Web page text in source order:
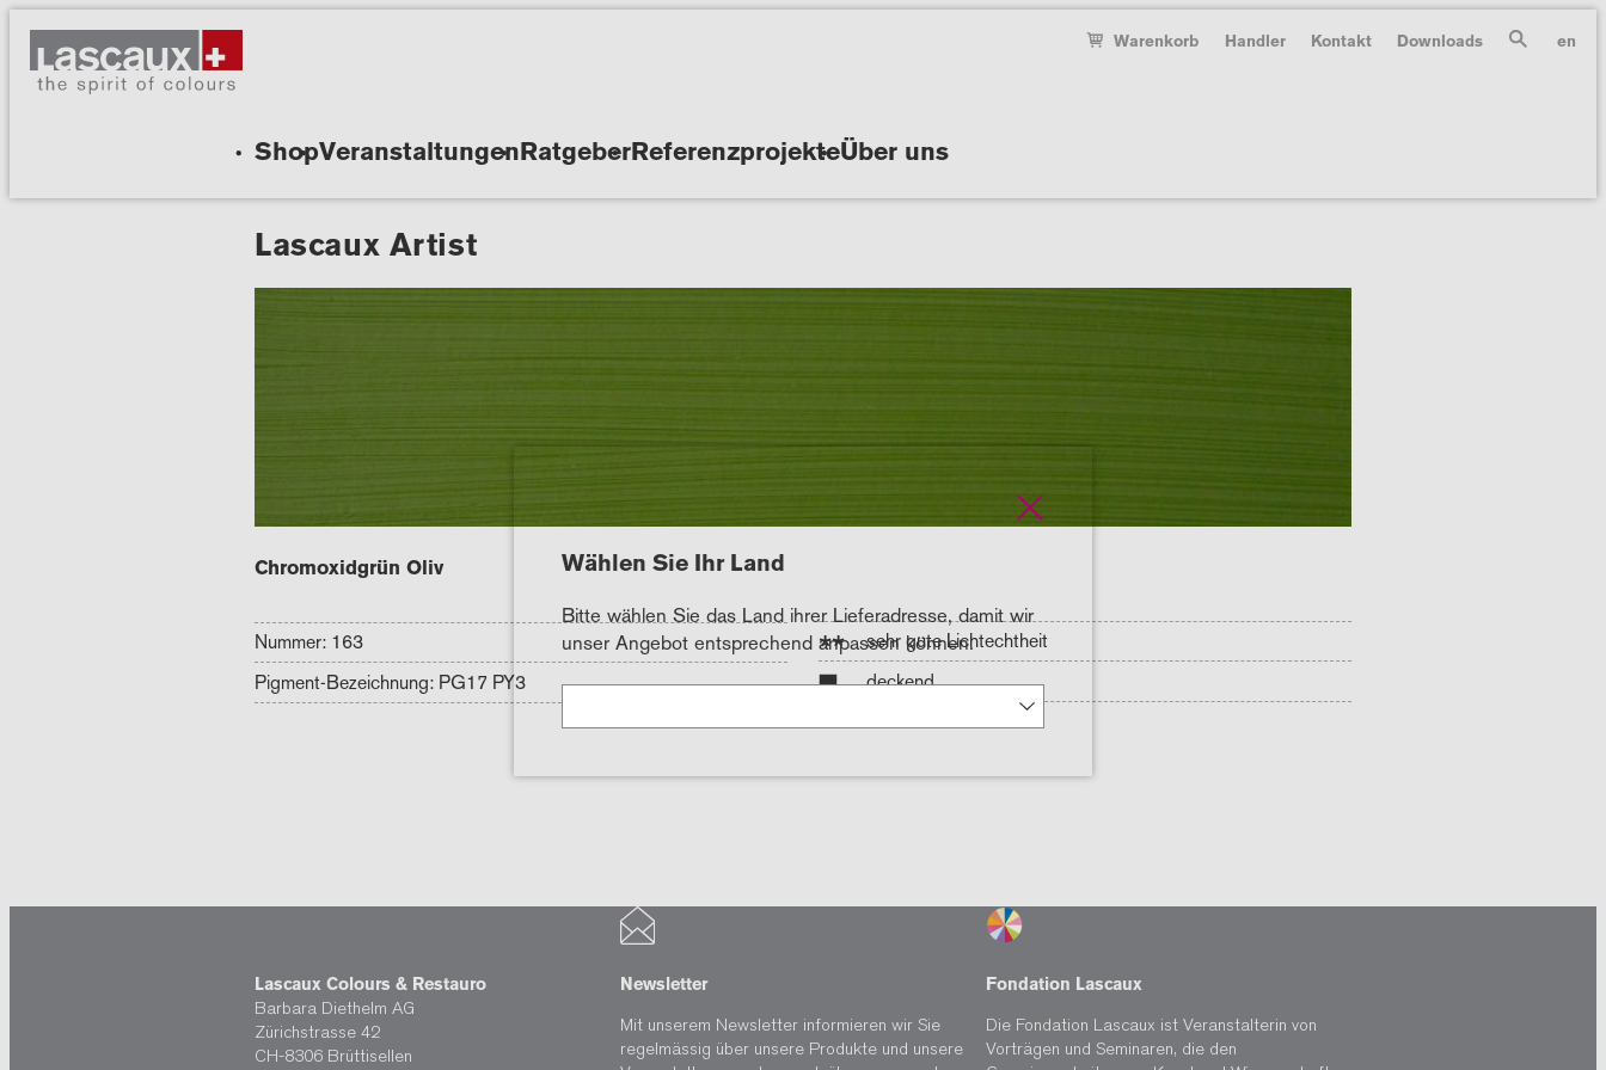
Warenkorb Handler Kontakt Downloads Suche en
ShopVeranstaltungenRatgeberReferenzprojekteÜber uns
Lascaux Artist
Chromoxidgrün Oliv
Nummer: 163
Pigment-Bezeichnung: PG17 PY3
**
sehr gute Lichtechtheit
deckend
Lascaux Colours & Restauro
Barbara Diethelm AG
Zürichstrasse 42
CH-8306 Brüttisellen
Newsletter
Mit unserem Newsletter informieren wir Sie
regelmässig über unsere Produkte und unsere
Fondation Lascaux
Die Fondation Lascaux ist Veranstalterin von
Vorträgen und Seminaren, die den
Wählen Sie Ihr Land
Bitte wählen Sie das Land ihrer Lieferadresse, damit wir
unser Angebot entsprechend anpassen können.